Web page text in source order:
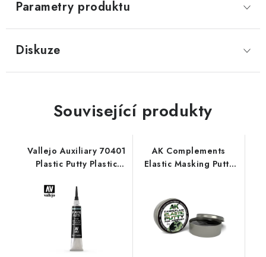
Parametry produktu
Diskuze
Související produkty
Vallejo Auxiliary 70401
Plastic Putty Plastic
AK Complements
Elastic Masking Putty